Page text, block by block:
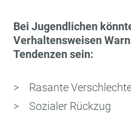
Bei Jugendlichen
Verhaltensweisen
Tendenzen sein:
Rasante
Sozialer Rückzug